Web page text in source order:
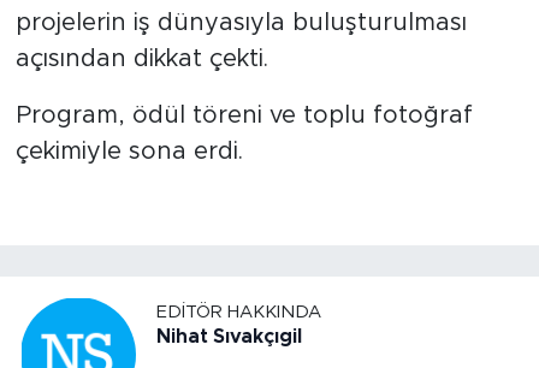
projelerin iş dünyasıyla buluşturulması
açısından dikkat çekti.
Program, ödül töreni ve toplu fotoğraf
çekimiyle sona erdi.
EDITÖR HAKKINDA
Nihat Sıvakçıgil